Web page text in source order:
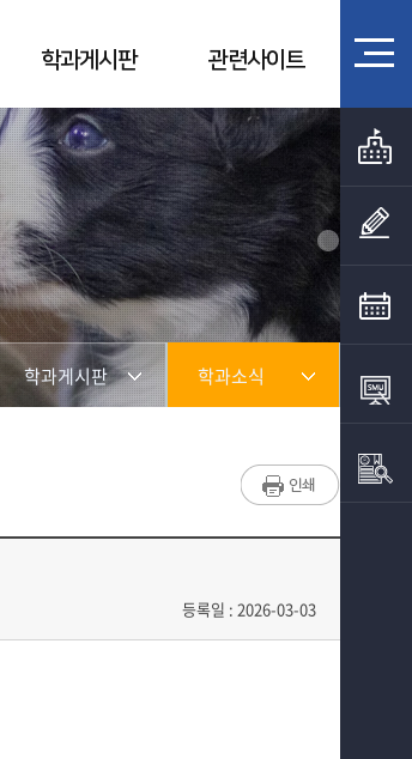
학과게시판 관련사이트
학과게시판
학과게시판
학과소식
포토갤러리
동아리 소개
취업정보게시판
등록일 : 2026-03-03